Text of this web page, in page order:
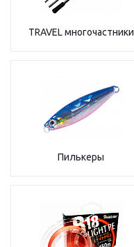
TRAVEL многочастники
Пилькеры